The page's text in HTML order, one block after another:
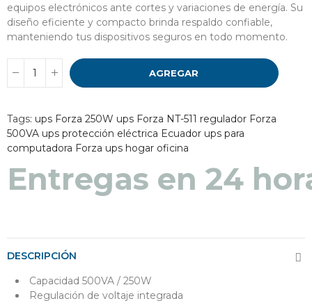
equipos electrónicos ante cortes y variaciones de energía. Su
diseño eficiente y compacto brinda respaldo confiable,
manteniendo tus dispositivos seguros en todo momento.
AGREGAR
Tags: ups Forza 250W ups Forza NT-511 regulador Forza
500VA ups protección eléctrica Ecuador ups para
computadora Forza ups hogar oficina
Entregas en 24
DESCRIPCIÓN
Capacidad 500VA / 250W
Regulación de voltaje integrada